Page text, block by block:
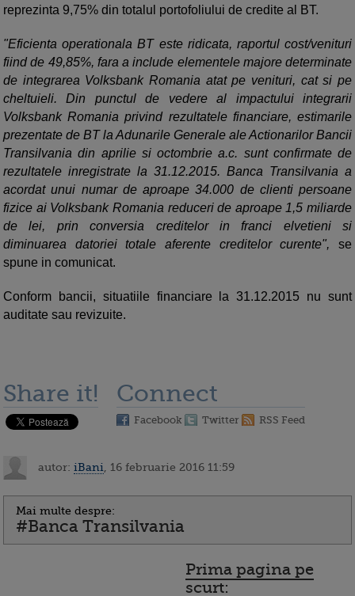
reprezinta 9,75% din totalul portofoliului de credite al BT.
"Eficienta operationala BT este ridicata, raportul cost/venituri
fiind de 49,85%, fara a include elementele majore determinate
de integrarea Volksbank Romania atat pe venituri, cat si pe
cheltuieli. Din punctul de vedere al impactului integrarii
Volksbank Romania privind rezultatele financiare, estimarile
prezentate de BT la Adunarile Generale ale Actionarilor Bancii
Transilvania din aprilie si octombrie a.c. sunt confirmate de
rezultatele inregistrate la 31.12.2015. Banca Transilvania a
acordat unui numar de aproape 34.000 de clienti persoane
fizice ai Volksbank Romania reduceri de aproape 1,5 miliarde
de lei, prin conversia creditelor in franci elvetieni si
diminuarea datoriei totale aferente creditelor curente", se
spune in comunicat.
Conform bancii, situatiile financiare la 31.12.2015 nu sunt
auditate sau revizuite.
Share it! Connect
Facebook Twitter RSS Feed
autor: iBani , 16 februarie 2016 11:59
Mai multe despre:
#Banca Transilvania
Prima pagina pe
scurt: